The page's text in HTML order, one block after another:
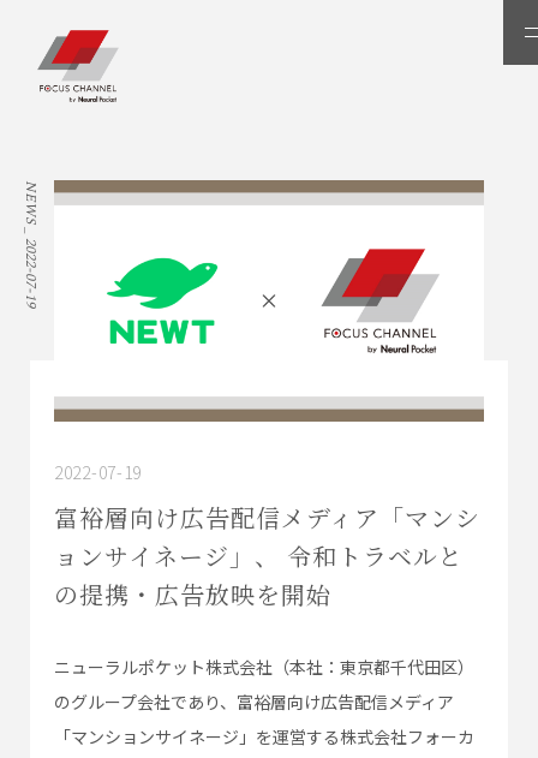
ュ
NEWS _
2022-07-19
2022-07-19
富裕層向け広告配信メディア「マンシ
ョンサイネージ」、 令和トラベルと
の提携・広告放映を開始
ニューラルポケット株式会社（本社：東京都千代田区）
のグループ会社であり、富裕層向け広告配信メディア
「マンションサイネージ」を運営する株式会社フォーカ